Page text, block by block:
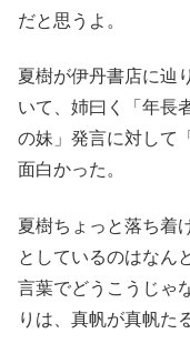
だと思うよ。
夏樹が伊丹書店に辿
いて、姉曰く「年長
の妹」発言に対して
面白かった。
夏樹ちょっと落ち着
としているのはなん
言葉でどうこうじゃ
りは、真帆が真帆た